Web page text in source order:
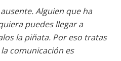
Alguien que ha
puedes llegar a
la piñata. Por eso tratas
comunicación es